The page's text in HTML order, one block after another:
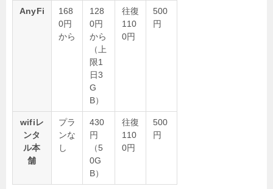
AnyFi
168
0円
から
128
0円
から
（上
限1
日3
G
B）
往復
110
0円
500
円
wifiレ
ンタ
ル本
舗
プラ
ンな
し
430
円
（5
0G
B）
往復
110
0円
500
円